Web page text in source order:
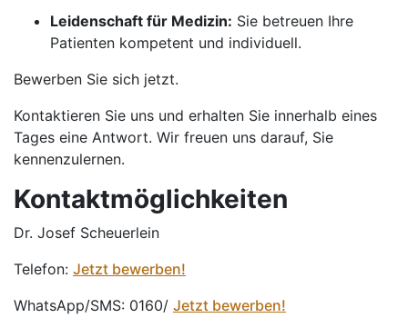
Leidenschaft für Medizin: Sie betreuen Ihre
Patienten kompetent und individuell.
Bewerben Sie sich jetzt.
Kontaktieren Sie uns und erhalten Sie innerhalb eines
Tages eine Antwort. Wir freuen uns darauf, Sie
kennenzulernen.
Kontaktmöglichkeiten
Dr. Josef Scheuerlein
Telefon: Jetzt bewerben!
WhatsApp/SMS: 0160/ Jetzt bewerben!